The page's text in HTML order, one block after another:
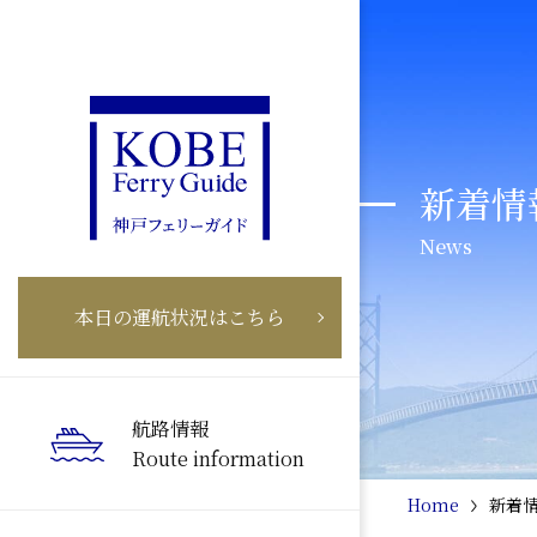
本日の運航状況はこちら
航路情報
Route information
新着
News
Home 新着